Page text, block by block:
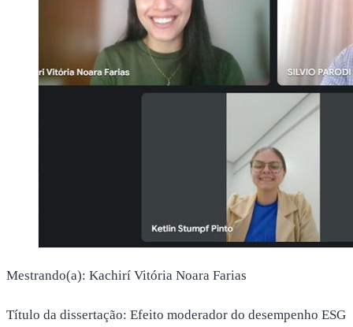
Mestrando(a): Kachirí Vitória Noara Farias
Título da dissertação: Efeito moderador do desempenho ESG